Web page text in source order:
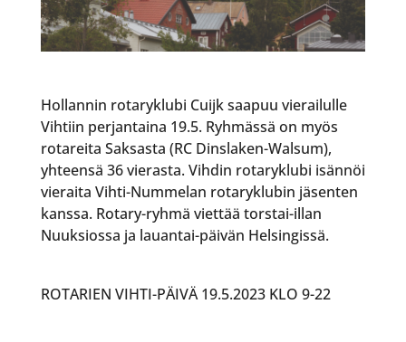
Hollannin rotaryklubi Cuijk saapuu vierailulle
Vihtiin perjantaina 19.5. Ryhmässä on myös
rotareita Saksasta (RC Dinslaken-Walsum),
yhteensä 36 vierasta. Vihdin rotaryklubi isännöi
vieraita Vihti-Nummelan rotaryklubin jäsenten
kanssa. Rotary-ryhmä viettää torstai-illan
Nuuksiossa ja lauantai-päivän Helsingissä.
ROTARIEN VIHTI-PÄIVÄ 19.5.2023 KLO 9-22